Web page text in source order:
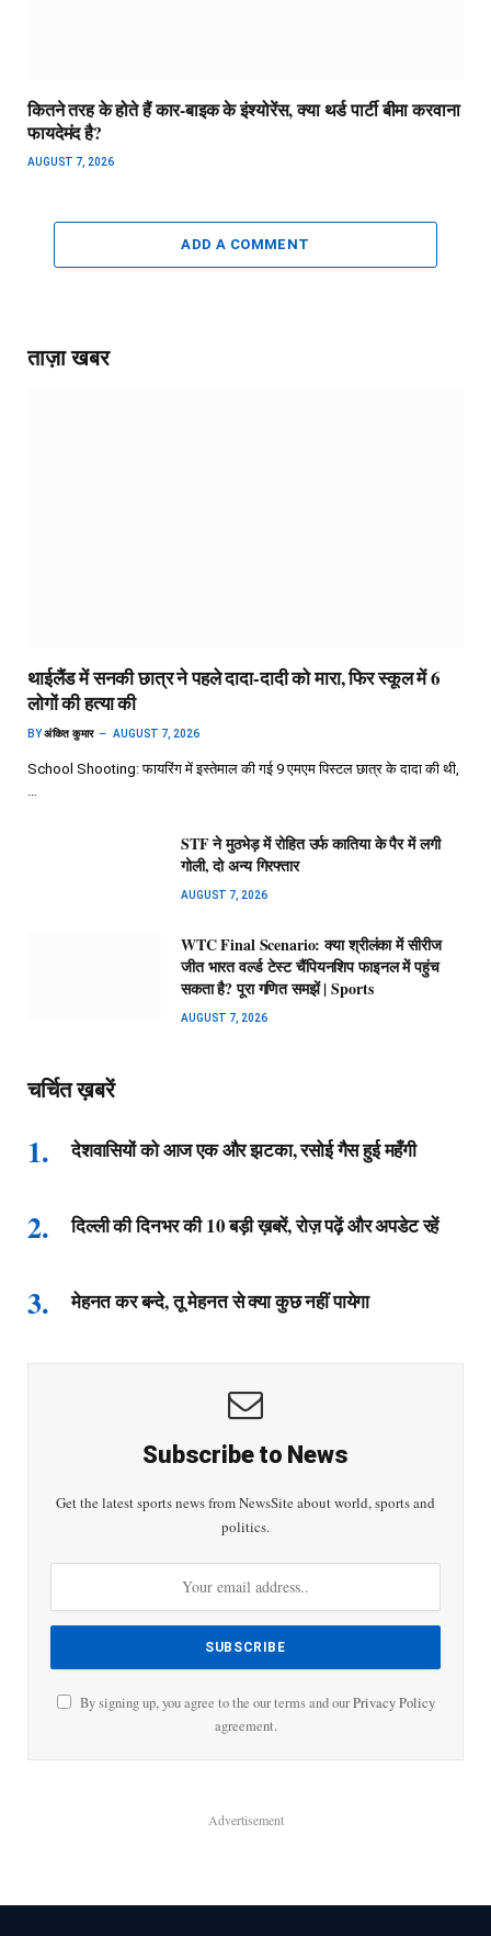
कितने तरह के होते हैं कार-बाइक के इंश्योरेंस, क्या थर्ड पार्टी बीमा करवाना
फायदेमंद है?
AUGUST 7, 2026
ADD A COMMENT
ताज़ा खबर
थाईलैंड में सनकी छात्र ने पहले दादा-दादी को मारा, फिर स्कूल में 6
लोगों की हत्या की
BYअंकित कुमार AUGUST 7, 2026
School Shooting: फायरिंग में इस्तेमाल की गई 9 एमएम पिस्टल छात्र के दादा की थी,
STF ने मुठभेड़ में रोहित उर्फ कातिया के पैर में लगी
गोली, दो अन्य गिरफ्तार
AUGUST 7, 2026
WTC Final Scenario: क्या श्रीलंका में सीरीज
जीत भारत वर्ल्ड टेस्ट चैंपियनशिप फाइनल में पहुंच
सकता है? पूरा गणित समझें | Sports
AUGUST 7, 2026
चर्चित ख़बरें
देशवासियों को आज एक और झटका, रसोई गैस हुई महँगी
दिल्ली की दिनभर की 10 बड़ी ख़बरें, रोज़ पढ़ें और अपडेट रहें
मेहनत कर बन्दे, तू मेहनत से क्या कुछ नहीं पायेगा
Subscribe to News
Get the latest sports news from NewsSite about world, sports and
politics.
By signing up, you agree to the our terms and ourPrivacy Policy
agreement.
Advertisement